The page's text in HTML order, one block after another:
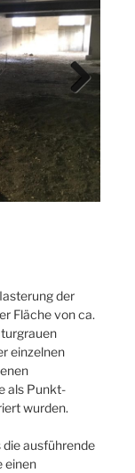
der
Fläche von ca.
einzelnen
als Punkt-
wurden.
ausführende
einen